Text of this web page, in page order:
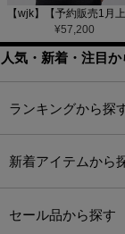
¥57,200
人気・新着・注目
ランキングから探
新着アイテムから
セール品から探す